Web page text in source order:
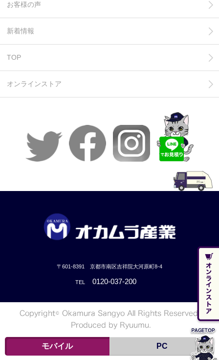
お客様の声
新着情報
TOP
オンラインストア
〒601-8391 京都市南区吉祥院大河原町8-4
TEL 0120-037-200
モバイル PC